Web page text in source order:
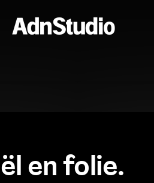
en folie.